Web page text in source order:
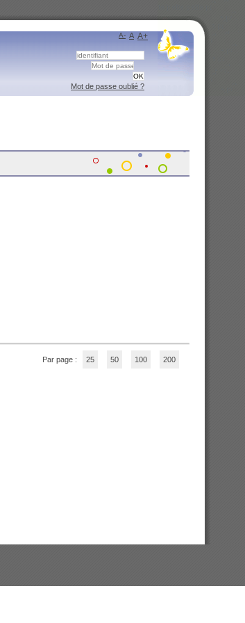
Par page : 25 50 100 200
A- A A+
Mot de passe oublié ?